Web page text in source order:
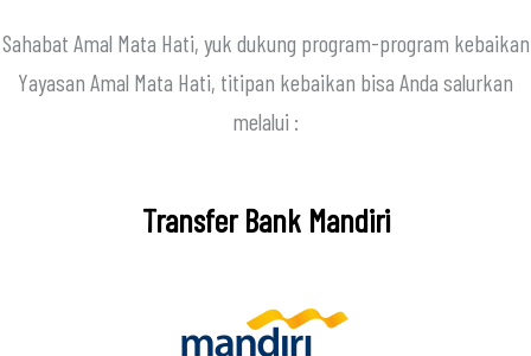
Sahabat Amal Mata Hati, yuk dukung program-program kebaikan
Yayasan Amal Mata Hati, titipan kebaikan bisa Anda salurkan
melalui :
Transfer Bank Mandiri